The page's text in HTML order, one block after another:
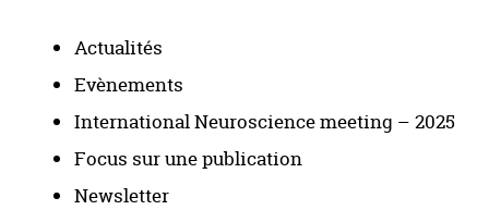
Actualités
Evènements
International Neuroscience meeting – 2025
Focus sur une publication
Newsletter